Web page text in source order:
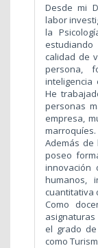
Desde mi
labor
la
calidad de
persona,
inteligencia
He
personas
empresa,
marroquíes.
Además de
poseo
innovación
humanos,
cuantitativa
Como
el grado
como